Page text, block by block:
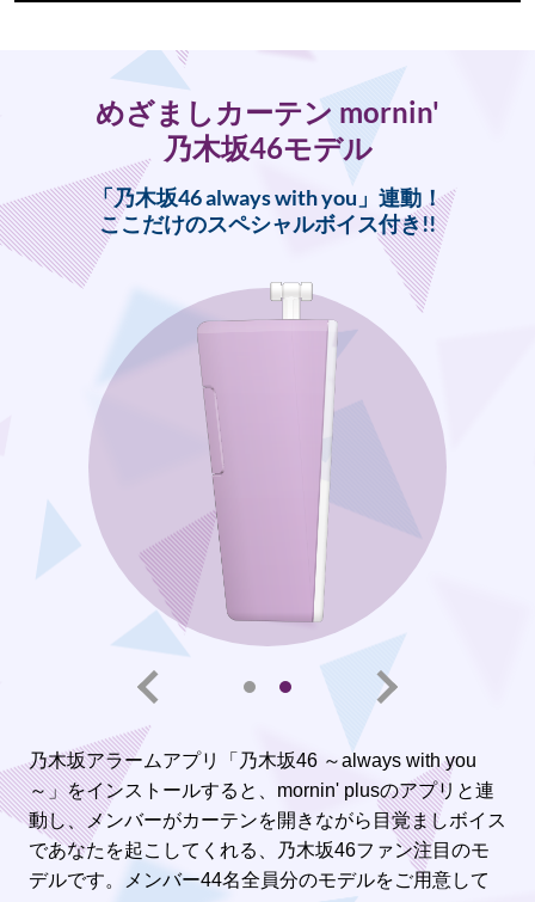
めざましカーテン mornin'
乃木坂46モデル
「乃木坂46 always with you」連動！
ここだけのスペシャルボイス付き!!
乃木坂アラームアプリ「乃木坂46 ～always with you
～」をインストールすると、mornin' plusのアプリと連
動し、メンバーがカーテンを開きながら目覚ましボイス
であなたを起こしてくれる、乃木坂46ファン注目のモ
デルです。メンバー44名全員分のモデルをご用意して